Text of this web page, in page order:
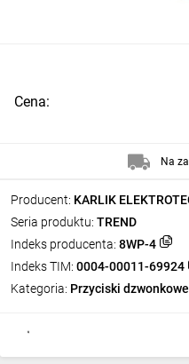
Producent: KARLIK
Seria produktu: TREND
Indeks producenta: 8WP-4
Indeks TIM: 0004-00011-69924
Kategoria: Przyciski dzwonkowe
Cena:
Na